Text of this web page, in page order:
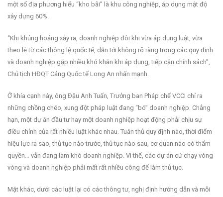
một số địa phương hiểu “kho bãi” là khu công nghiệp, áp dụng mật độ
xây dựng 60%.
“Khi khủng hoảng xảy ra, doanh nghiệp đôi khi vừa áp dụng luật, vừa
theo lệ từ các thông lệ quốc tế, dẫn tới không rõ ràng trong các quy định
và doanh nghiệp gặp nhiều khó khăn khi áp dụng, tiếp cận chính sách”,
Chủ tịch HĐQT Cảng Quốc tế Long An nhấn mạnh.
Ở khía cạnh này, ông Đậu Anh Tuấn, Trưởng ban Pháp chế VCCI chỉ ra
những chồng chéo, xung đột pháp luật đang “bó” doanh nghiệp. Chẳng
hạn, một dự án đầu tư hay một doanh nghiệp hoạt động phải chịu sự
điều chỉnh của rất nhiều luật khác nhau. Tuân thủ quy định nào, thời điểm
hiệu lực ra sao, thủ tục nào trước, thủ tục nào sau, cơ quan nào có thẩm
quyền… vẫn đang làm khó doanh nghiệp. Vì thế, các dự án cứ chạy vòng
vòng và doanh nghiệp phải mất rất nhiều công để làm thủ tục.
Mặt khác, dưới các luật lại có các thông tư, nghị định hướng dẫn và mỗi